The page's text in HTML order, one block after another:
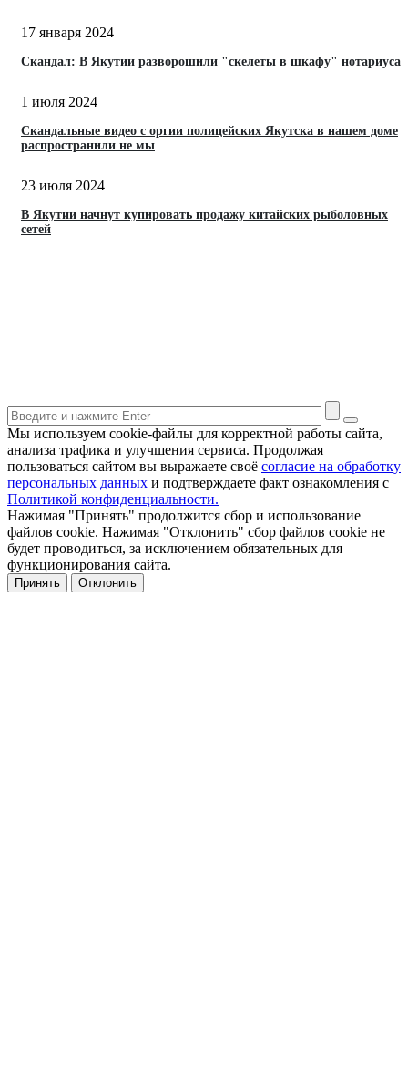
17 января 2024
Скандал: В Якутии разворошили "скелеты в шкафу" нотариуса
1 июля 2024
Скандальные видео с оргии полицейских Якутска в нашем доме
распространили не мы
23 июля 2024
В Якутии начнут купировать продажу китайских рыболовных
сетей
Мы используем cookie-файлы для корректной работы сайта,
анализа трафика и улучшения сервиса. Продолжая
пользоваться сайтом вы выражаете своё согласие на обработку
персональных данных и подтверждаете факт ознакомления с
Политикой конфиденциальности.
Нажимая "Принять" продолжится сбор и использование
файлов cookie. Нажимая "Отклонить" сбор файлов cookie не
будет проводиться, за исключением обязательных для
функционирования сайта.
Принять Отклонить